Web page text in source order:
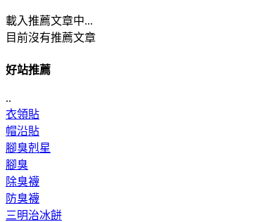
載入推薦文章中...
目前沒有推薦文章
好站推薦
..
衣領貼
帽沿貼
腳臭剋星
腳臭
除臭襪
防臭襪
三明治冰餅